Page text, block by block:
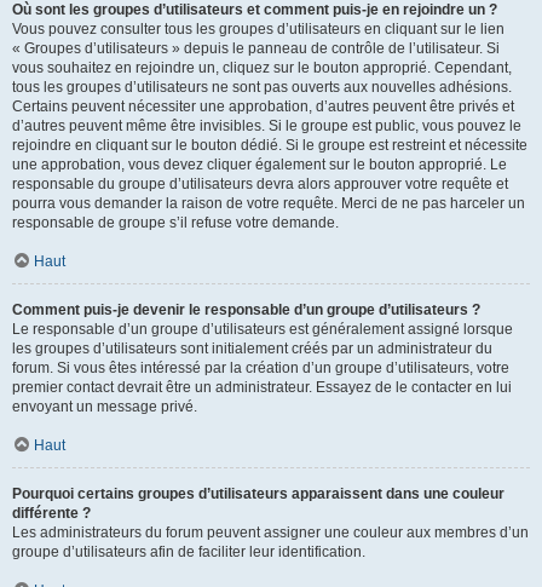
Où sont les groupes d’utilisateurs et comment puis-je en rejoindre un ?
Vous pouvez consulter tous les groupes d’utilisateurs en cliquant sur le lien
« Groupes d’utilisateurs » depuis le panneau de contrôle de l’utilisateur. Si
vous souhaitez en rejoindre un, cliquez sur le bouton approprié. Cependant,
tous les groupes d’utilisateurs ne sont pas ouverts aux nouvelles adhésions.
Certains peuvent nécessiter une approbation, d’autres peuvent être privés et
d’autres peuvent même être invisibles. Si le groupe est public, vous pouvez le
rejoindre en cliquant sur le bouton dédié. Si le groupe est restreint et nécessite
une approbation, vous devez cliquer également sur le bouton approprié. Le
responsable du groupe d’utilisateurs devra alors approuver votre requête et
pourra vous demander la raison de votre requête. Merci de ne pas harceler un
responsable de groupe s’il refuse votre demande.
Haut
Comment puis-je devenir le responsable d’un groupe d’utilisateurs ?
Le responsable d’un groupe d’utilisateurs est généralement assigné lorsque
les groupes d’utilisateurs sont initialement créés par un administrateur du
forum. Si vous êtes intéressé par la création d’un groupe d’utilisateurs, votre
premier contact devrait être un administrateur. Essayez de le contacter en lui
envoyant un message privé.
Haut
Pourquoi certains groupes d’utilisateurs apparaissent dans une couleur
différente ?
Les administrateurs du forum peuvent assigner une couleur aux membres d’un
groupe d’utilisateurs afin de faciliter leur identification.